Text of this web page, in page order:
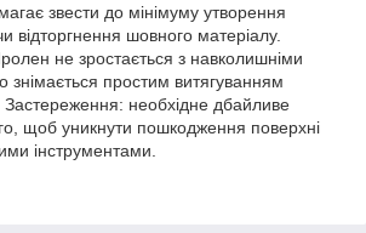
звести до мінімуму утворення
відторгнення шовного матеріалу.
не зростається з навколишніми
знімається простим витягуванням
Застереження: необхідне дбайливе
щоб уникнути пошкодження поверхні
інструментами.